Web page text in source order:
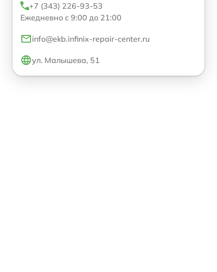
+7 (343) 226-93-53
Ежедневно с 9:00 до 21:00
info@ekb.infinix-repair-center.ru
ул. Малышева, 51